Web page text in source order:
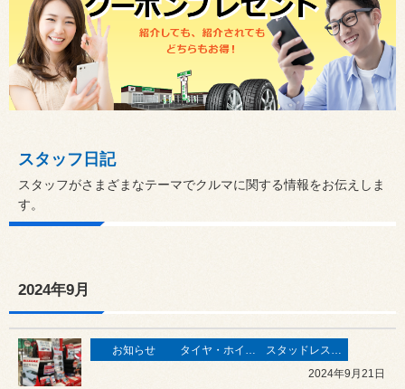
スタッフ日記
スタッフがさまざまなテーマでクルマに関する情報をお伝えしま
す。
2024年9月
お知らせ タイヤ・ホイール
スタッドレスタイヤ 「BLIZZAK」
2024年9月21日